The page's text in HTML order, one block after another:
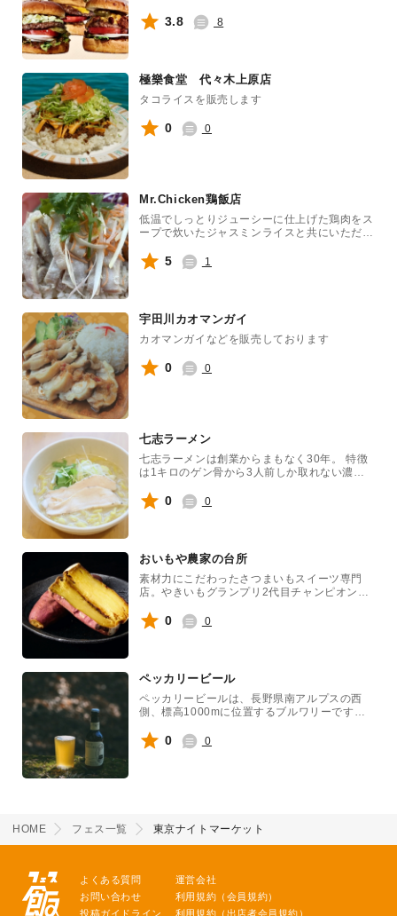
ェスや代々木公演イベントも多数出店。ぜひイ
ベントを盛り上げさせて頂きたいです。
みたっぷり。豊富な味のバリエーションが揃
い、世代を問わず楽しめる一品です。
3.8 8
極樂食堂 代々木上原店
タコライスを販売します
0 0
Mr.Chicken鶏飯店
低温でしっとりジューシーに仕上げた鶏肉をス
ープで炊いたジャスミンライスと共にいただく
とダークソースをかけて本格シンガポールチキ
ンライスをご堪能ください。
5 1
宇田川カオマンガイ
カオマンガイなどを販売しております
0 0
七志ラーメン
七志ラーメンは創業からまもなく30年。 特徴
は1キロのゲン骨から3人前しか取れない濃厚
が決め手！２０２４年相模原ラーメンフェス
タ、グランプリの味をご賞味ください！
0 0
おいもや農家の台所
素材力にこだわったさつまいもスイーツ専門
店。やきいもグランプリ2代目チャンピオン受
引き立てる自然派スイーツ。冷たい焼き芋はよ
り強い甘みが楽しめおすすめです。
0 0
ペッカリービール
ペッカリービールは、長野県南アルプスの西
側、標高1000mに位置するブルワリーです。
ており、ユニークなフレーバーが特徴で、地域
の特色を生かしたビール作りを目指していま
0 0
HOME フェス一覧 東京ナイトマーケット
よくある質問
お問い合わせ
投稿ガイドライン
運営会社
利用規約（会員規約）
利用規約（出店者会員規約）